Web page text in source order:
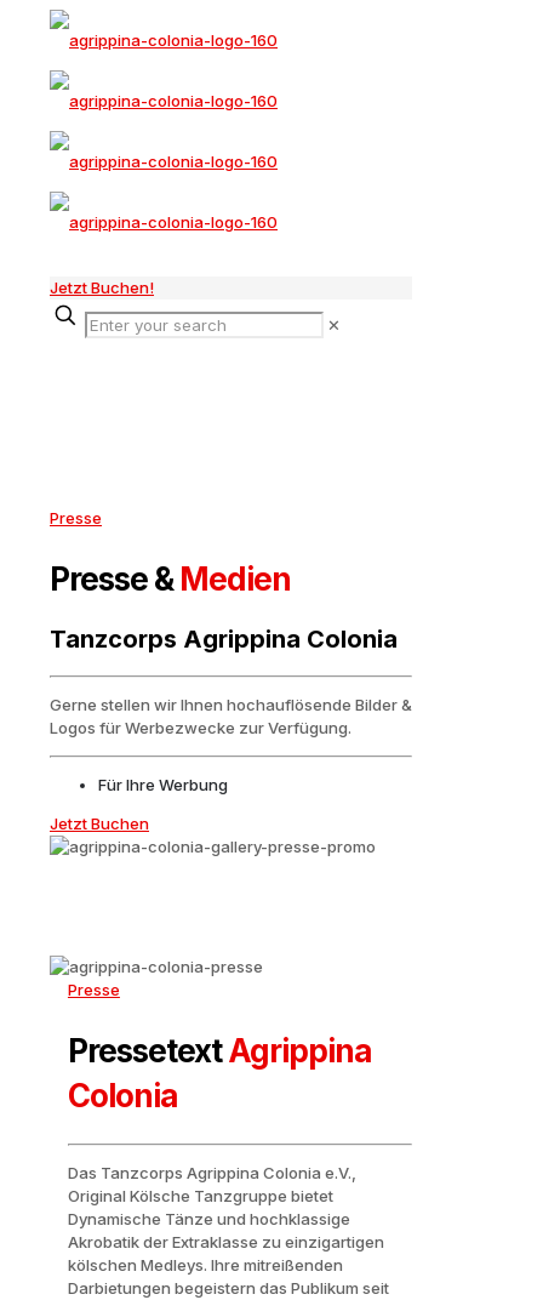
Jetzt Buchen!
✕
Presse
Presse & Medien
Tanzcorps Agrippina Colonia
Gerne stellen wir Ihnen hochauflösende Bilder &
Logos für Werbezwecke zur Verfügung.
Für Ihre Werbung
Jetzt Buchen
Presse
PressetextAgrippina
Colonia
Das Tanzcorps Agrippina Colonia e.V.,
Original Kölsche Tanzgruppe bietet
Dynamische Tänze und hochklassige
Akrobatik der Extraklasse zu einzigartigen
kölschen Medleys. Ihre mitreißenden
Darbietungen begeistern das Publikum seit